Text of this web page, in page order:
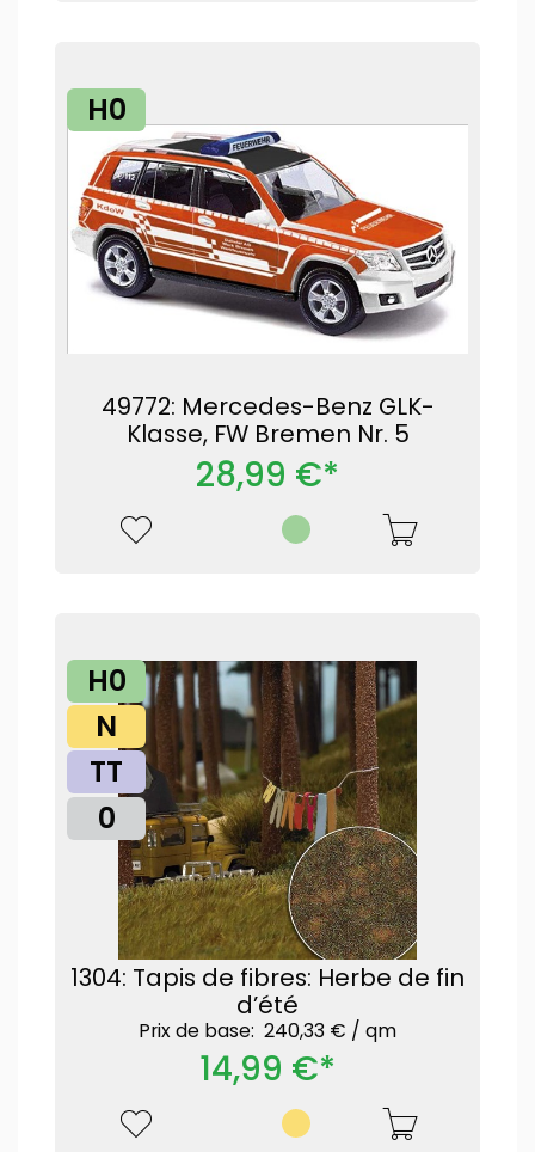
H0
49772: Mercedes-Benz GLK-
Klasse, FW Bremen Nr. 5
28,99 €*
H0
N
TT
0
1304: Tapis de fibres: Herbe de fin
d’été
Prix ​​de base: 240,33 € / qm
14,99 €*